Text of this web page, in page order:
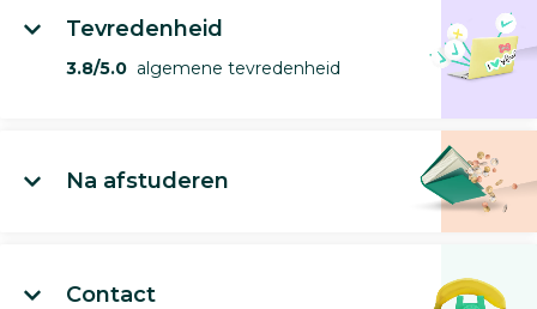
Tevredenheid
3.8/5.0 algemene tevredenheid
Na afstuderen
Contact